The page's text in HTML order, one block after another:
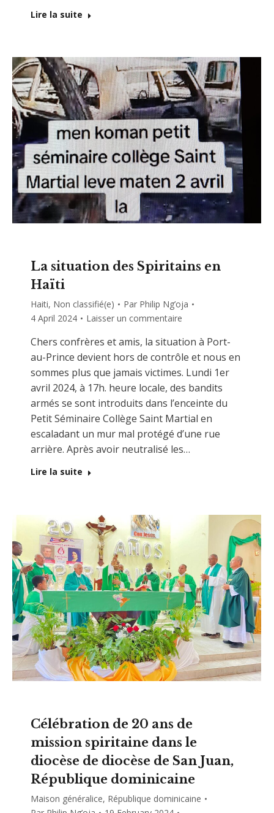
Lire la suite
La situation des Spiritains en
Haïti
Haiti, Non classifié(e) Par Philip Ng’oja
4 April 2024
Laisser un commentaire
Chers confrères et amis, la situation à Port-
au-Prince devient hors de contrôle et nous en
sommes plus que jamais victimes. Lundi 1er
avril 2024, à 17h. heure locale, des bandits
armés se sont introduits dans l’enceinte du
Petit Séminaire Collège Saint Martial en
escaladant un mur mal protégé d’une rue
arrière. Après avoir neutralisé les…
Lire la suite
Célébration de 20 ans de
mission spiritaine dans le
diocèse de diocèse de San Juan,
République dominicaine
Maison généralice, République dominicaine